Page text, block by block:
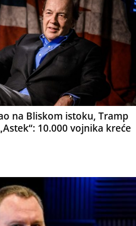
na Bliskom istoku, Tramp
10.000 vojnika kreće